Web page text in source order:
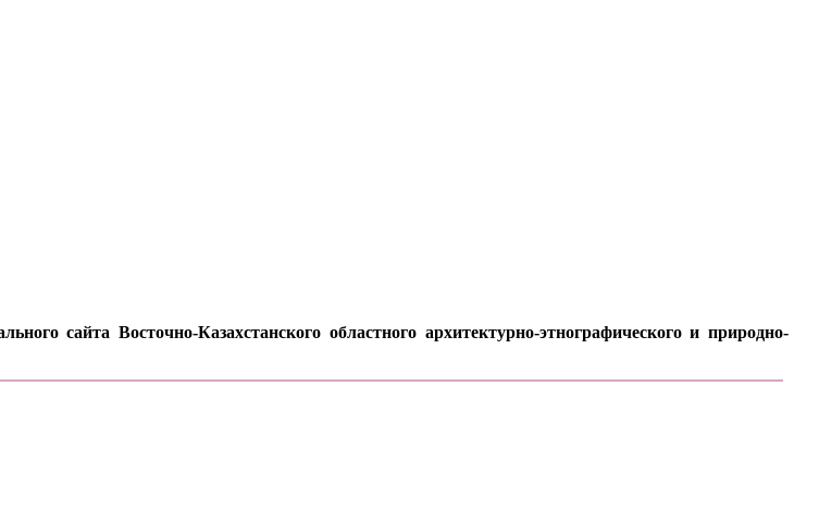
сайта Восточно-Казахстанского областного архитектурно-этнографического и природно-